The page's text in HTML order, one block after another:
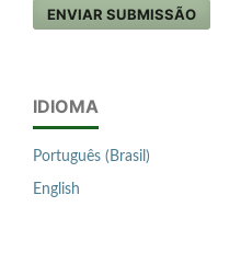
ENVIAR SUBMISSÃO
IDIOMA
Português (Brasil)
English